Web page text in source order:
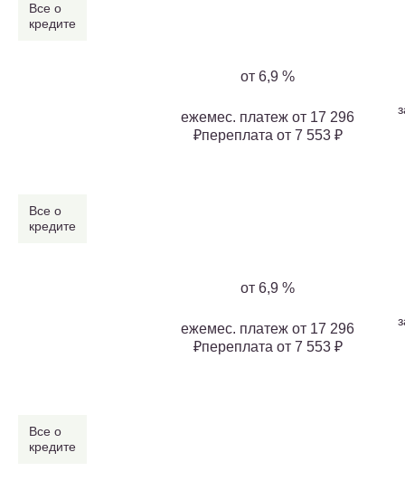
Все о
кредите
от 6,9 %
ежемес. платеж от 17 296
₽переплата от 7 553 ₽
Все о
кредите
от 6,9 %
ежемес. платеж от 17 296
₽переплата от 7 553 ₽
Все о
кредите